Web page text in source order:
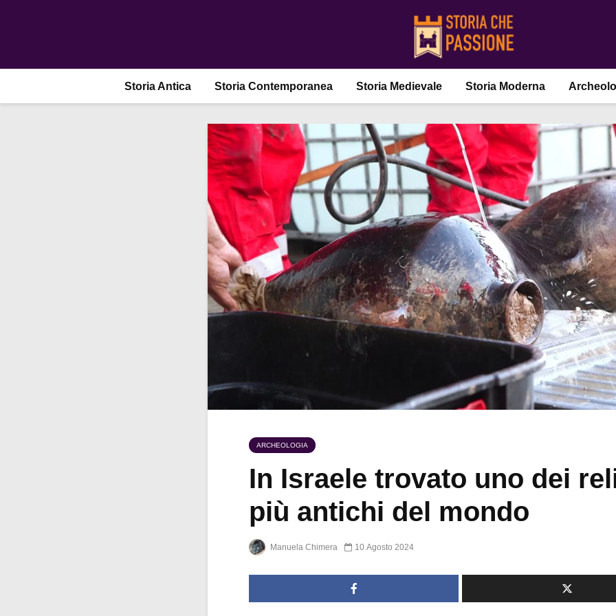
Storia Antica Storia Contemporanea Storia Medievale Storia Moderna
ARCHEOLOGIA
In Israele trovato uno dei
più antichi del mondo
Manuela Chimera 10 Agosto 2024